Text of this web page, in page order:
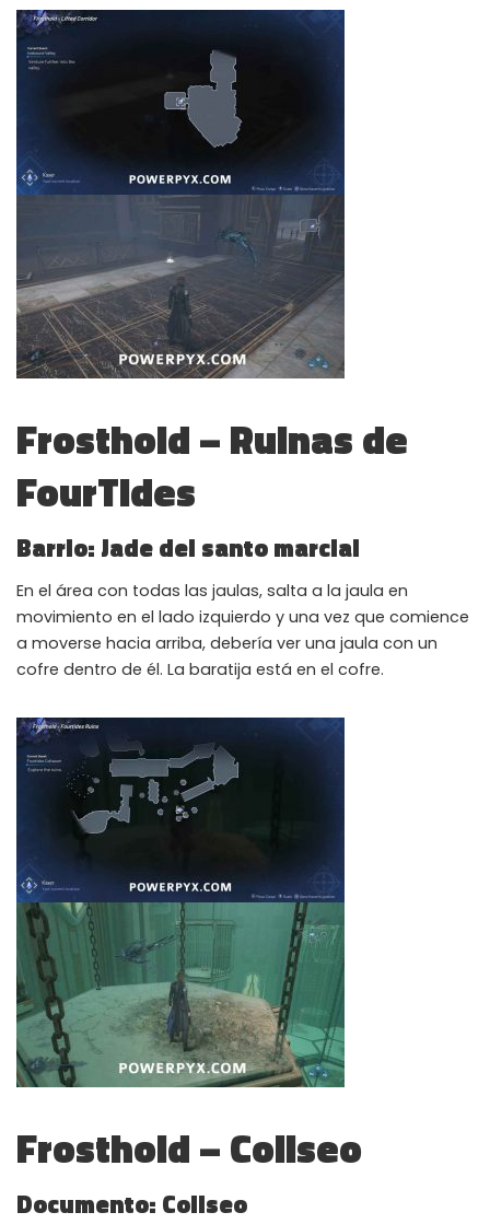
Frosthold – Ruinas de
FourTides
Barrio: Jade del santo marcial
En el área con todas las jaulas, salta a la jaula en
movimiento en el lado izquierdo y una vez que comience
a moverse hacia arriba, debería ver una jaula con un
cofre dentro de él. La baratija está en el cofre.
Frosthold – Coliseo
Documento: Coliseo